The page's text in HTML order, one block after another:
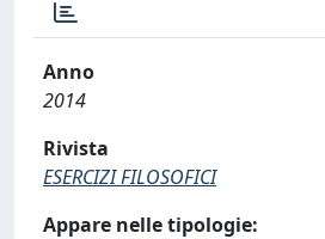
Anno
2014
Rivista
ESERCIZI FILOSOFICI
Appare nelle tipologie: